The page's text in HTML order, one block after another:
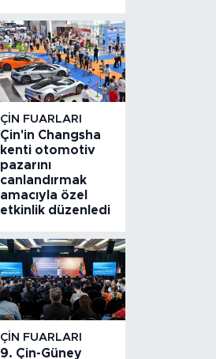
ÇIN FUARLARI
Çin'in Changsha
kenti otomotiv
pazarını
canlandırmak
amacıyla özel
etkinlik düzenledi
ÇIN FUARLARI
9. Çin-Güney